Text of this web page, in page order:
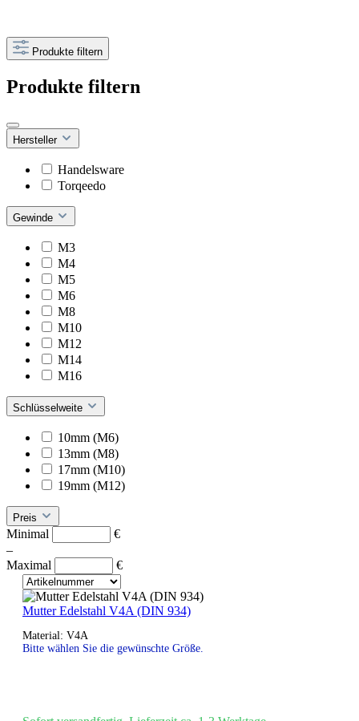
Produkte filtern
Produkte filtern
Hersteller
Handelsware
Torqeedo
Gewinde
M3
M4
M5
M6
M8
M10
M12
M14
M16
Schlüsselweite
10mm (M6)
13mm (M8)
17mm (M10)
19mm (M12)
Preis
Minimal
€
–
Maximal
€
Mutter Edelstahl V4A (DIN 934)
Material: V4A
Bitte wählen Sie die gewünschte Größe.